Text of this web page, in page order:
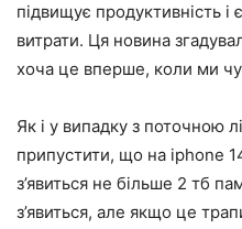
підвищує продуктивність
витрати. Ця новина
хоча це вперше, коли ми
Як і у випадку з поточною
припустити, що на iphone
з’явиться не більше 2 тб
з’явиться, але якщо це